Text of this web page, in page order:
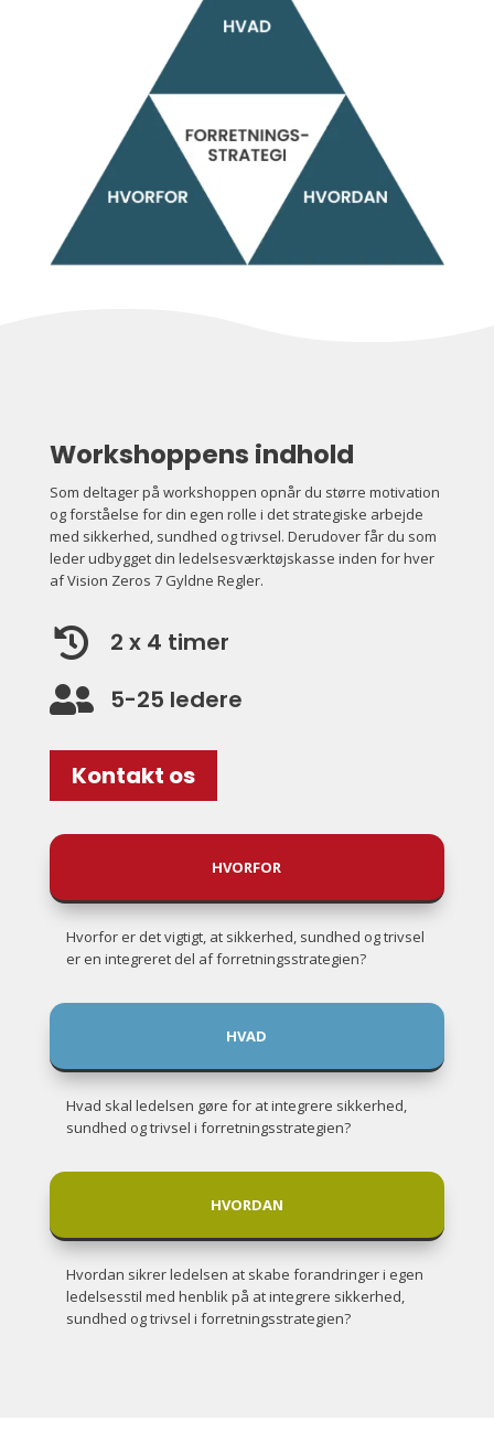
Workshoppens indhold
Som deltager på workshoppen opnår du større motivation
og forståelse for din egen rolle i det strategiske arbejde
med sikkerhed, sundhed og trivsel. Derudover får du som
leder udbygget din ledelsesværktøjskasse inden for hver
af Vision Zeros 7 Gyldne Regler.
 2 x 4 timer
 5-25 ledere
Kontakt os
HVORFOR
Hvorfor er det vigtigt, at sikkerhed, sundhed og trivsel
er en integreret del af forretningsstrategien?
HVAD
Hvad skal ledelsen gøre for at integrere sikkerhed,
sundhed og trivsel i forretningsstrategien?
HVORDAN
Hvordan sikrer ledelsen at skabe forandringer i egen
ledelsesstil med henblik på at integrere sikkerhed,
sundhed og trivsel i forretningsstrategien?